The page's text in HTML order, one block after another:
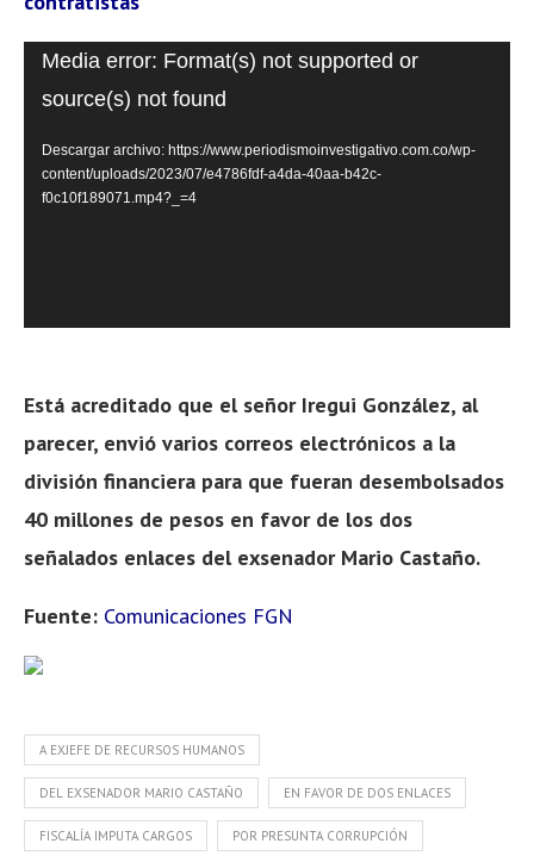
Reproductor
de
Media error: Format(s) not supported or
source(s) not found
Descargar archivo: https://www.periodismoinvestigativo.com.co/wp-
content/uploads/2023/07/e4786fdf-a4da-40aa-b42c-
f0c10f189071.mp4?_=4
Está acreditado que el señor Iregui González, al
parecer, envió varios correos electrónicos a la
división financiera para que fueran desembolsados
40 millones de pesos en favor de los dos
señalados enlaces del exsenador Mario Castaño.
Fuente: Comunicaciones FGN
A EXJEFE DE RECURSOS HUMANOS
DEL EXSENADOR MARIO CASTAÑO EN FAVOR DE DOS ENLACES
FISCALÍA IMPUTA CARGOS POR PRESUNTA CORRUPCIÓN